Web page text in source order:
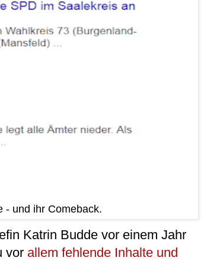
- und ihr Comeback.
Katrin Budde vor einem Jahr
vor allem fehlende Inhalte und